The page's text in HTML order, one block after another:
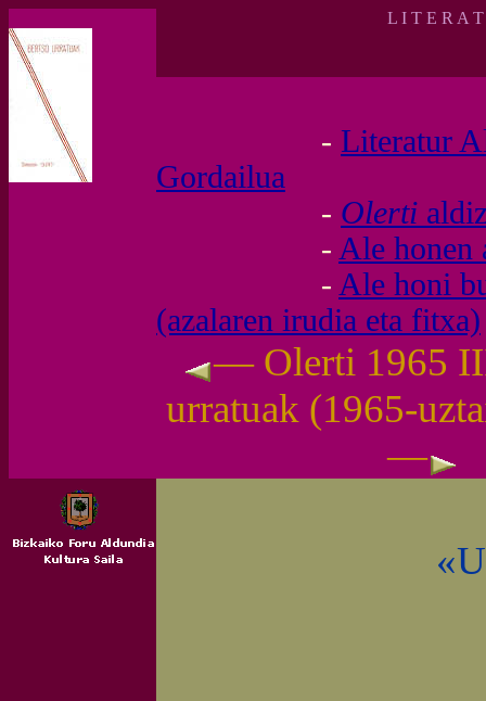
L I T E R A
- Literatur
Gordailua
- Olerti
- Ale honen
- Ale honi
(azalaren irudia eta fitxa)
— Olerti 1965
urratuak (1965-
—